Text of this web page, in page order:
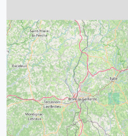
14
32
39
52 68
43